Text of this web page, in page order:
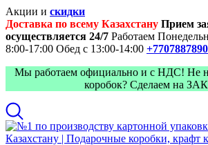
Акции и скидки
Доставка по всему Казахстану Прием
осуществляется 24/7 Работаем
8:00-17:00 Обед с 13:00-14:00
Мы работаем официально и с НДС! Не
коробок? Сделаем на